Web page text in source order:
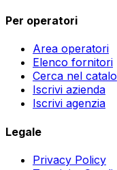
Per operatori
Area operatori
Elenco fornitori
Cerca nel
Iscrivi azienda
Iscrivi agenzia
Legale
Privacy Policy